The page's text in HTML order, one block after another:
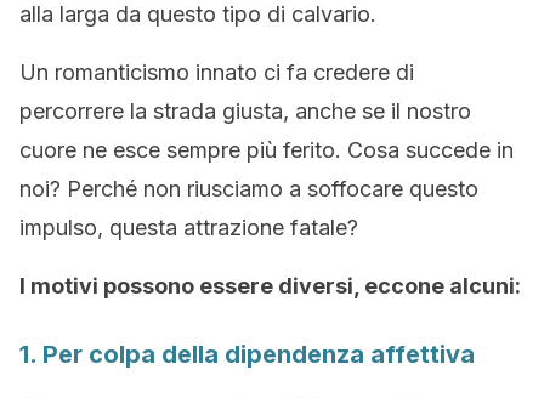
alla larga da questo tipo di calvario.
Un romanticismo innato ci fa credere di
percorrere la strada giusta, anche se il nostro
cuore ne esce sempre più ferito. Cosa succede in
noi? Perché non riusciamo a soffocare questo
impulso, questa attrazione fatale?
I motivi possono essere diversi, eccone alcuni:
1. Per colpa della dipendenza affettiva